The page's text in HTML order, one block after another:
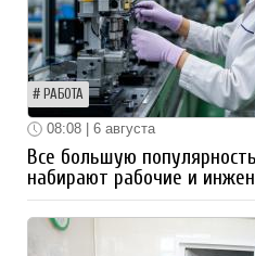
РАБОТА
08:08 | 6 августа
Все большую
набирают рабочие и